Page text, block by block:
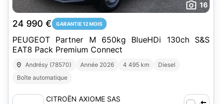
16
24 990 € GARANTIE 12 MOIS
PEUGEOT Partner M 650kg BlueHDi 130ch S&S
EAT8 Pack Premium Connect
Andrésy (78570) Année 2026 4 495 km
Diesel
Boîte automatique
CITROËN AXIOME SAS